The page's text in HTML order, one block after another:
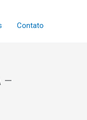
Contato
–